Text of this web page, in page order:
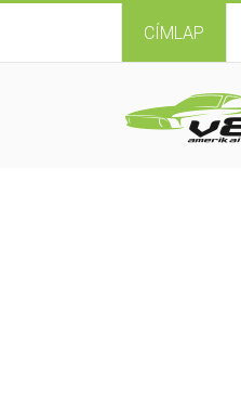
CÍMLAP